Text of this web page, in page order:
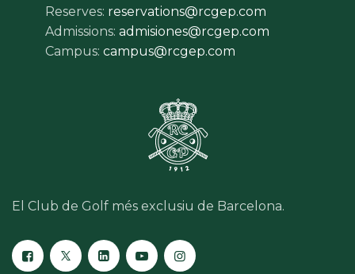
Reserves: reservations@rcgep.com
Admissions: admisiones@rcgep.com
Campus: campus@rcgep.com
El Club de Golf més exclusiu de Barcelona.